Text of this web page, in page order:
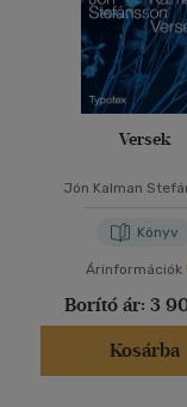
Versek
Jón Kalman
Könyv
Árinformációk
Borító ár: 3
Kosárba